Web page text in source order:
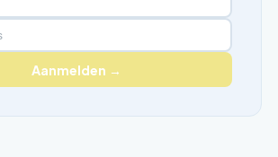
Aanmelden →